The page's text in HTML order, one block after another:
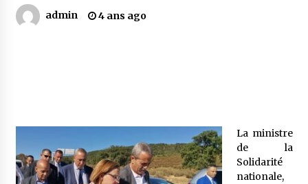
Quand on va vite
Le bouc de l’Au-delà
5 ans ago
admin 4 ans ago
La ministre
de la
Solidarité
nationale,